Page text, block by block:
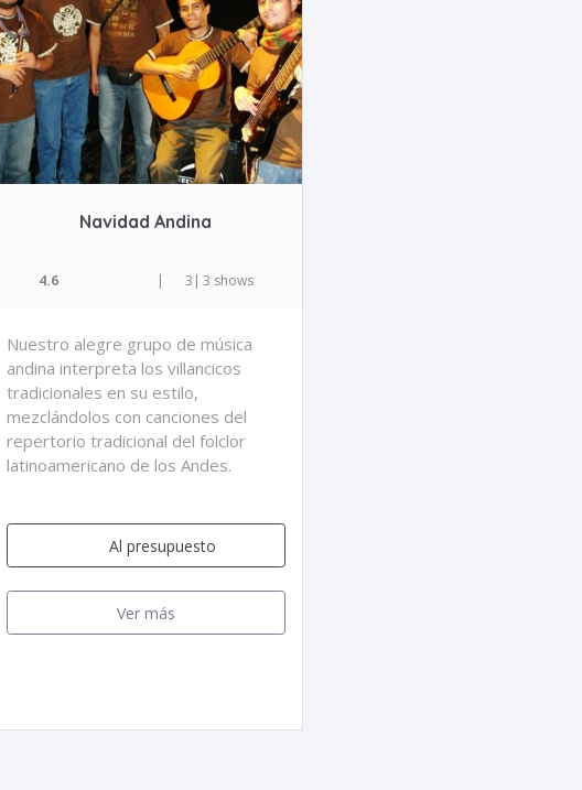
Navidad Andina
4.6 | 3 | 3 shows
Nuestro alegre grupo de música
andina interpreta los villancicos
tradicionales en su estilo,
mezclándolos con canciones del
repertorio tradicional del folclor
latinoamericano de los Andes.
Al presupuesto
Ver más